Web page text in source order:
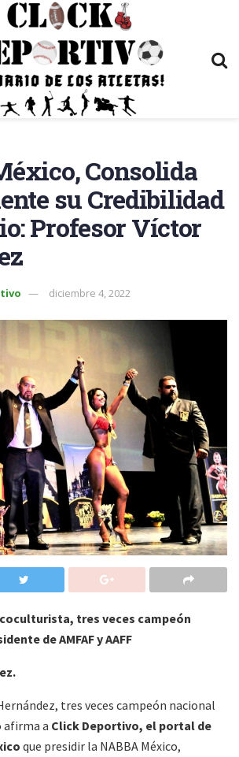
Consolida
su Credibilidad
Profesor Víctor
diciembre 4, 2022
tres veces campeón
de AMFAF y AAFF
tres veces campeón nacional
a Click Deportivo, el portal de
que presidir la NABBA México,